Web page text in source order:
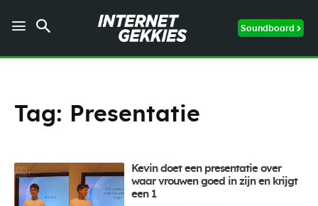
Soundboard
Tag: Presentatie
Kevin doet een presentatie over
waar vrouwen goed in zijn en krijgt
een 1